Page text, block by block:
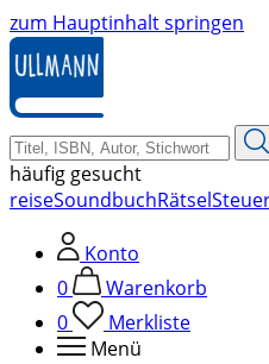
zum Hauptinhalt springen
häufig gesucht
reiseSoundbuchRätsel
Konto
0
Warenkorb
0
Merkliste
Menü